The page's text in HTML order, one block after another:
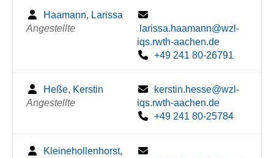
Haamann, Larissa
Angestellte
larissa.haamann@wzl-
iqs.rwth-aachen.de
+49 241 80-26791
Heße, Kerstin
Angestellte
kerstin.hesse@wzl-
iqs.rwth-aachen.de
+49 241 80-25784
Kleinehollenhorst,